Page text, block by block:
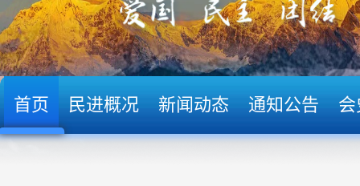
首页 民进概况 新闻动态 通知公告 会